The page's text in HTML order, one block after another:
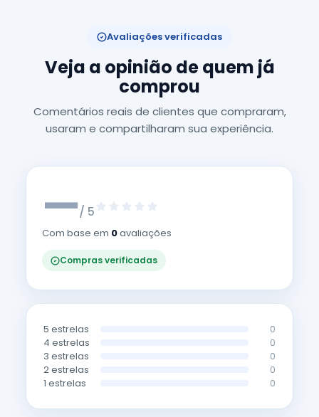
Avaliações verificadas
Veja a opinião de quem já
comprou
Comentários reais de clientes que compraram,
usaram e compartilharam sua experiência.
—/ 5
Com base em 0avaliações
Compras verificadas
5 estrelas 0
4 estrelas 0
3 estrelas 0
2 estrelas 0
1 estrelas 0